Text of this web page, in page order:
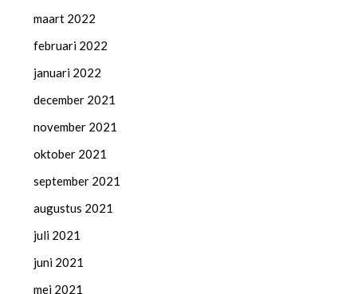
maart 2022
februari 2022
januari 2022
december 2021
november 2021
oktober 2021
september 2021
augustus 2021
juli 2021
juni 2021
mei 2021